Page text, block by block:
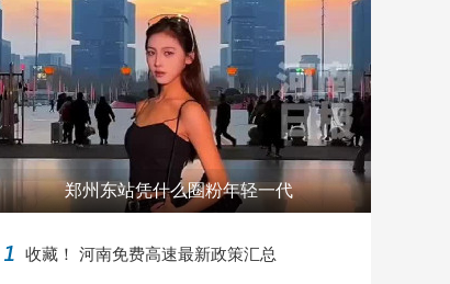
郑州东站凭什么圈粉年轻一代
收藏！ 河南免费高速最新政策汇总